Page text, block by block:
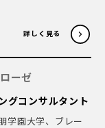
詳しく見る
ーゼ
グコンサルタント
学園大学、ブレー